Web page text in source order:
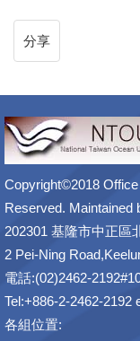
分享
Copyright©2018
Reserved. Maintained
202301 基隆市中正區
2 Pei-Ning
電話:(02)2462-
Tel:+886-2-2462-2192
各組位置: